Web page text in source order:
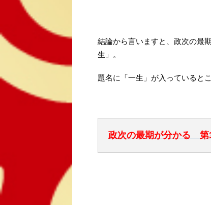
結論から言いますと、政次の最
生」。
題名に「一生」が入っていると
政次の最期が分かる 第